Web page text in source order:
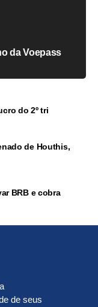
da Voepass
do 2º tri
de Houthis,
BRB e cobra
de seus